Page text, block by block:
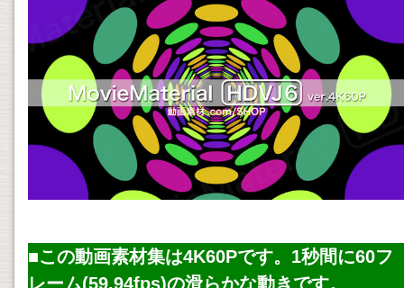
■この動画素材集は4K60Pです。1秒間に60フ
レーム(59.94fps)の滑らかな動きです。